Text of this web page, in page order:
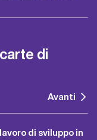
di
Avanti
di sviluppo in